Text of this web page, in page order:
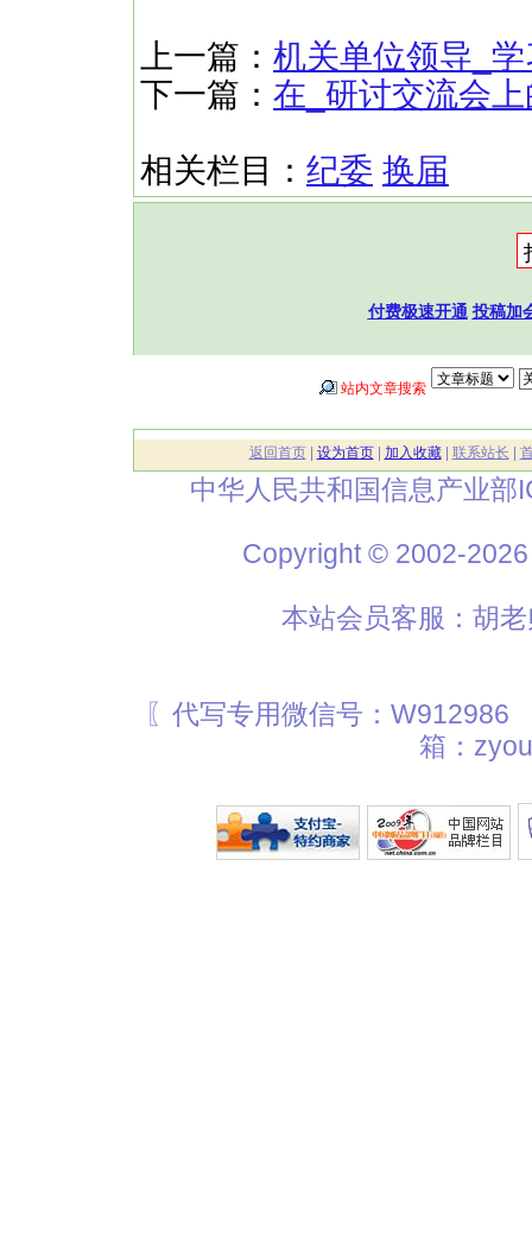
上一篇： 机关单位领导_学
下一篇： 在_研讨交流会
相关栏目： 纪委 换届
付费极速开通 投稿加
站内文章搜索
返回首页| 设为首页| 加入收藏| 联系站长
中华人民共和国信息产业部
Copyright © 2002-
本站会员客服：胡
〖代写专用微信号：
箱：